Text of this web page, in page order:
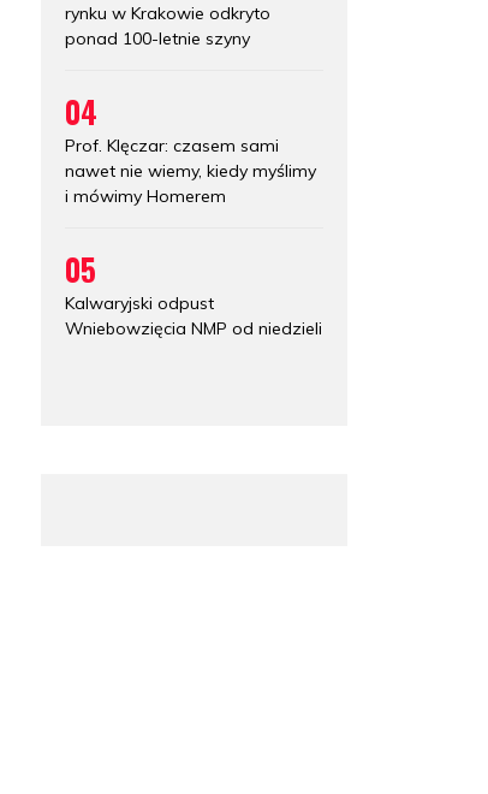
rynku w Krakowie odkryto
ponad 100-letnie szyny
04
Prof. Klęczar: czasem sami
nawet nie wiemy, kiedy myślimy
i mówimy Homerem
05
Kalwaryjski odpust
Wniebowzięcia NMP od niedzieli